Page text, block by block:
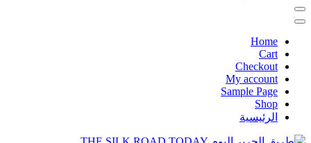
Home
Cart
Checkout
My account
Sample Page
Shop
الرئيسية